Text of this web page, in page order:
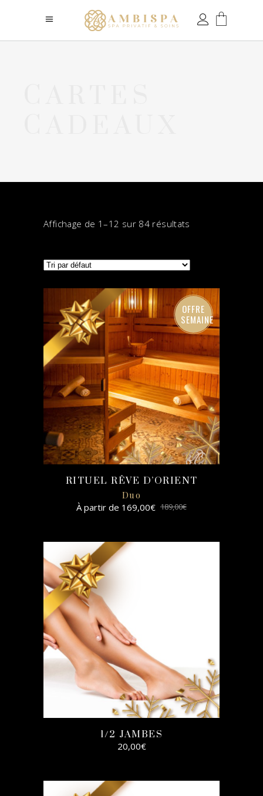
Affichage de 1–12 sur 84 résultats
OFFRE
SEMAINE
RITUEL RÊVE D’ORIENT
Duo
À partir de 169,00€ 189,00€
SELECT
OPTIONS
1/2 JAMBES
20,00€
AJOUTER AU